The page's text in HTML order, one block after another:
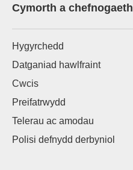
Cymorth a chefnogaeth
Hygyrchedd
Datganiad hawlfraint
Cwcis
Preifatrwydd
Telerau ac amodau
Polisi defnydd derbyniol